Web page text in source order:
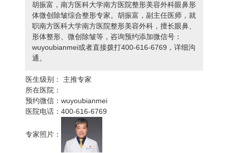
胡振富，南方医科大学南方医院整形美容外科眼鼻形
体微创除皱综合整形专家。胡振富，副主任医师，就
职南方医科大学南方医院整形美容外科，擅长眼鼻、
形体整形、微创除皱等，咨询预约添加微信号：
wuyoubianmei或者直接拨打400-616-6769，详细沟
通。
医生级别：
主推专家
所在医院：
预约微信：wuyoubianmei
医院电话：400-616-6769
专家照片：